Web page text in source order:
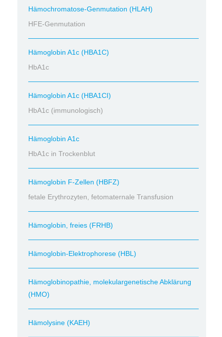
Hämochromatose-Genmutation (HLAH)
HFE-Genmutation
Hämoglobin A1c (HBA1C)
HbA1c
Hämoglobin A1c (HBA1CI)
HbA1c (immunologisch)
Hämoglobin A1c
HbA1c in Trockenblut
Hämoglobin F-Zellen (HBFZ)
fetale Erythrozyten, fetomaternale Transfusion
Hämoglobin, freies (FRHB)
Hämoglobin-Elektrophorese (HBL)
Hämoglobinopathie, molekulargenetische Abklärung
(HMO)
Hämolysine (KAEH)